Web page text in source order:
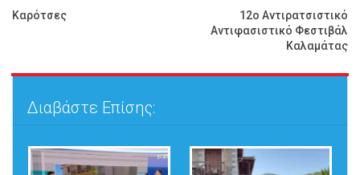
Καρότσες
12ο Αντιρατσιστικό
Αντιφασιστικό Φεστιβάλ
Καλαμάτας
Διαβάστε Επίσης: